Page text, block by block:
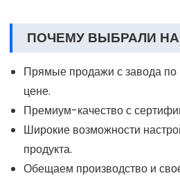
ПОЧЕМУ ВЫБРАЛИ
Прямые продажи с завода по
цене.
Премиум-качество с
Широкие возможности
продукта.
Обещаем производство и